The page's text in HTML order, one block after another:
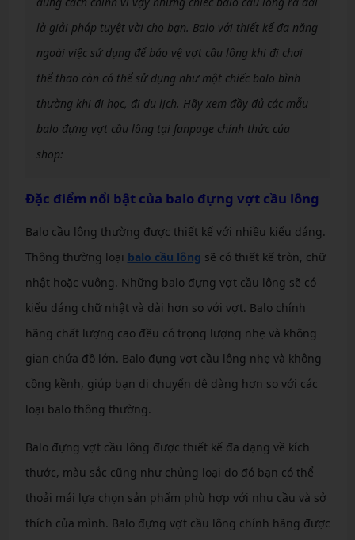
là giải pháp tuyệt vời cho bạn. Balo với thiết kế đa năng
ngoài việc sử dụng để bảo vệ vợt cầu lông khi đi chơi
thể thao còn có thể sử dụng như một chiếc balo bình
thường khi đi học, đi du lịch. Hãy xem đầy đủ các mẫu
balo đựng vợt cầu lông tại fanpage chính thức của
shop:
Đặc điểm nổi bật của balo đựng vợt cầu lông
Balo cầu lông thường được thiết kế với nhiều kiểu dáng.
Thông thường loại balo cầu lông sẽ có thiết kế tròn, chữ
nhật hoặc vuông. Những balo đựng vợt cầu lông sẽ có
kiểu dáng chữ nhật và dài hơn so với vợt. Balo chính
hãng chất lượng cao đều có trọng lượng nhẹ và không
gian chứa đồ lớn. Balo đựng vợt cầu lông nhẹ và không
cồng kềnh, giúp bạn di chuyển dễ dàng hơn so với các
loại balo thông thường.
Balo đựng vợt cầu lông được thiết kế đa dạng về kích
thước, màu sắc cũng như chủng loại do đó bạn có thể
thoải mái lựa chọn sản phẩm phù hợp với nhu cầu và sở
thích của mình. Balo đựng vợt cầu lông chính hãng được